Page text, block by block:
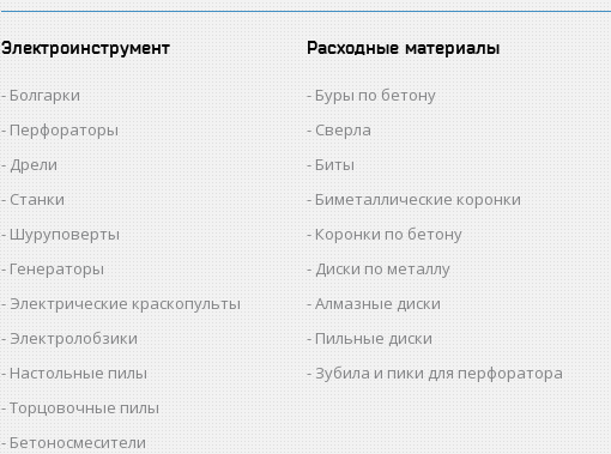
Электроинструмент
Болгарки
Перфораторы
Дрели
Станки
Шуруповерты
Генераторы
Электрические краскопульты
Электролобзики
Настольные пилы
Торцовочные пилы
Бетоносмесители
Расходные материалы
Буры по бетону
Сверла
Биты
Биметаллические коронки
Коронки по бетону
Диски по металлу
Алмазные диски
Пильные диски
Зубила и пики для перфоратора